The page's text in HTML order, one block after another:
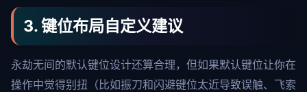
3. 键位布局自定义建议
永劫无间的默认键位设计还算合理，但如果默认键位让你在
操作中觉得别扭（比如振刀和闪避键位太近导致误触、飞索